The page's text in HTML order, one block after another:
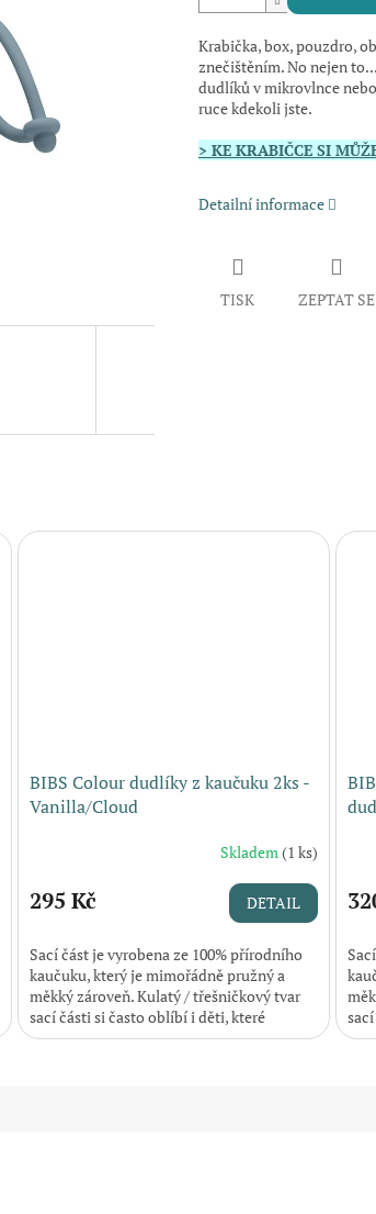
Krabička, box, pouzdro,
znečištěním. No nejen
dudlíků v mikrovlnce
ruce kdekoli jste.
> KE KRABIČCE SI
Detailní informace
TISK ZEPTAT SE
BIBS Colour dudlíky z kaučuku 2ks -
Vanilla/Cloud
Skladem (1 ks)
295 Kč DETAIL
Sací část je vyrobena ze 100% přírodního
kaučuku, který je mimořádně pružný a
měkký zároveň. Kulatý / třešničkový tvar
sací části si často oblíbí i děti, které
odmítají...